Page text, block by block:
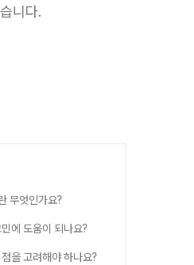
니다.
무엇인가요?
에 도움이 되나요?
을 고려해야 하나요?